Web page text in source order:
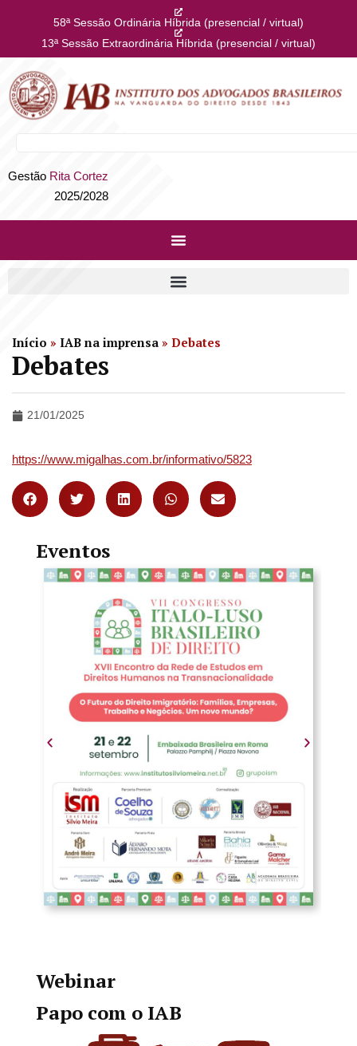
58ª Sessão Ordinária Híbrida (presencial / virtual)
13ª Sessão Extraordinária Híbrida (presencial / virtual)
Gestão Rita Cortez
2025/2028
Início » IAB na imprensa » Debates
Debates
21/01/2025
https://www.migalhas.com.br/informativo/5823
Eventos
Webinar
Papo com o IAB